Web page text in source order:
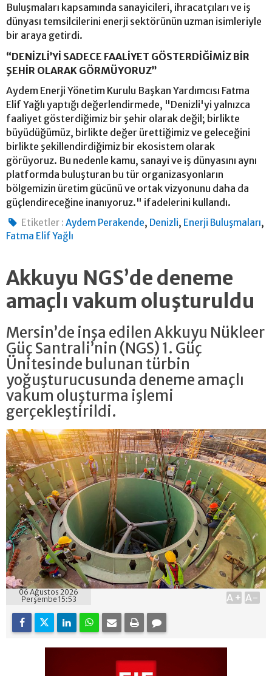
Buluşmaları kapsamında sanayicileri, ihracatçıları ve iş
dünyası temsilcilerini enerji sektörünün uzman isimleriyle
bir araya getirdi.
“DENİZLİ’Yİ SADECE FAALİYET GÖSTERDİĞİMİZ BİR
ŞEHİR OLARAK GÖRMÜYORUZ”
Aydem Enerji Yönetim Kurulu Başkan Yardımcısı Fatma
Elif Yağlı yaptığı değerlendirmede, "Denizli'yi yalnızca
faaliyet gösterdiğimiz bir şehir olarak değil; birlikte
büyüdüğümüz, birlikte değer ürettiğimiz ve geleceğini
birlikte şekillendirdiğimiz bir ekosistem olarak
görüyoruz. Bu nedenle kamu, sanayi ve iş dünyasını aynı
platformda buluşturan bu tür organizasyonların
bölgemizin üretim gücünü ve ortak vizyonunu daha da
güçlendireceğine inanıyoruz." ifadelerini kullandı.
Etiketler : Aydem Perakende, Denizli, Enerji Buluşmaları,
Fatma Elif Yağlı
Akkuyu NGS’de deneme
amaçlı vakum oluşturuldu
Mersin’de inşa edilen Akkuyu Nükleer
Güç Santrali’nin (NGS) 1. Güç
Ünitesinde bulunan türbin
yoğuşturucusunda deneme amaçlı
vakum oluşturma işlemi
gerçekleştirildi.
06 Ağustos 2026
Perşembe 15:53
A+ A-